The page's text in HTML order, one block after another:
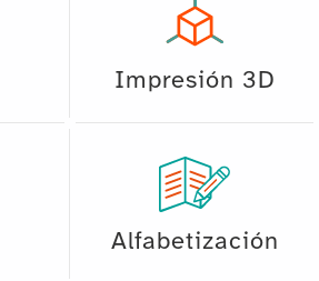
Impresión 3D
Alfabetización